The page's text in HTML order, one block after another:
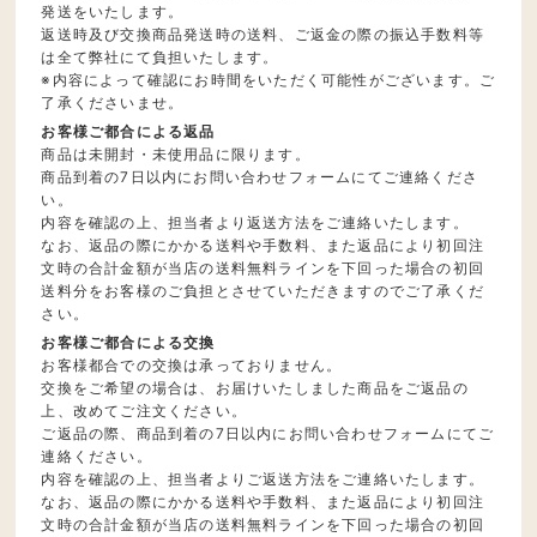
発送をいたします。
返送時及び交換商品発送時の送料、ご返金の際の振込手数料等
は全て弊社にて負担いたします。
※内容によって確認にお時間をいただく可能性がございます。ご
了承くださいませ。
お客様ご都合による返品
商品は未開封・未使用品に限ります。
商品到着の7日以内にお問い合わせフォームにてご連絡くださ
い。
内容を確認の上、担当者より返送方法をご連絡いたします。
なお、返品の際にかかる送料や手数料、また返品により初回注
文時の合計金額が当店の送料無料ラインを下回った場合の初回
送料分をお客様のご負担とさせていただきますのでご了承くだ
さい。
お客様ご都合による交換
お客様都合での交換は承っておりません。
交換をご希望の場合は、お届けいたしました商品をご返品の
上、改めてご注文ください。
ご返品の際、商品到着の7日以内にお問い合わせフォームにてご
連絡ください。
内容を確認の上、担当者よりご返送方法をご連絡いたします。
なお、返品の際にかかる送料や手数料、また返品により初回注
文時の合計金額が当店の送料無料ラインを下回った場合の初回